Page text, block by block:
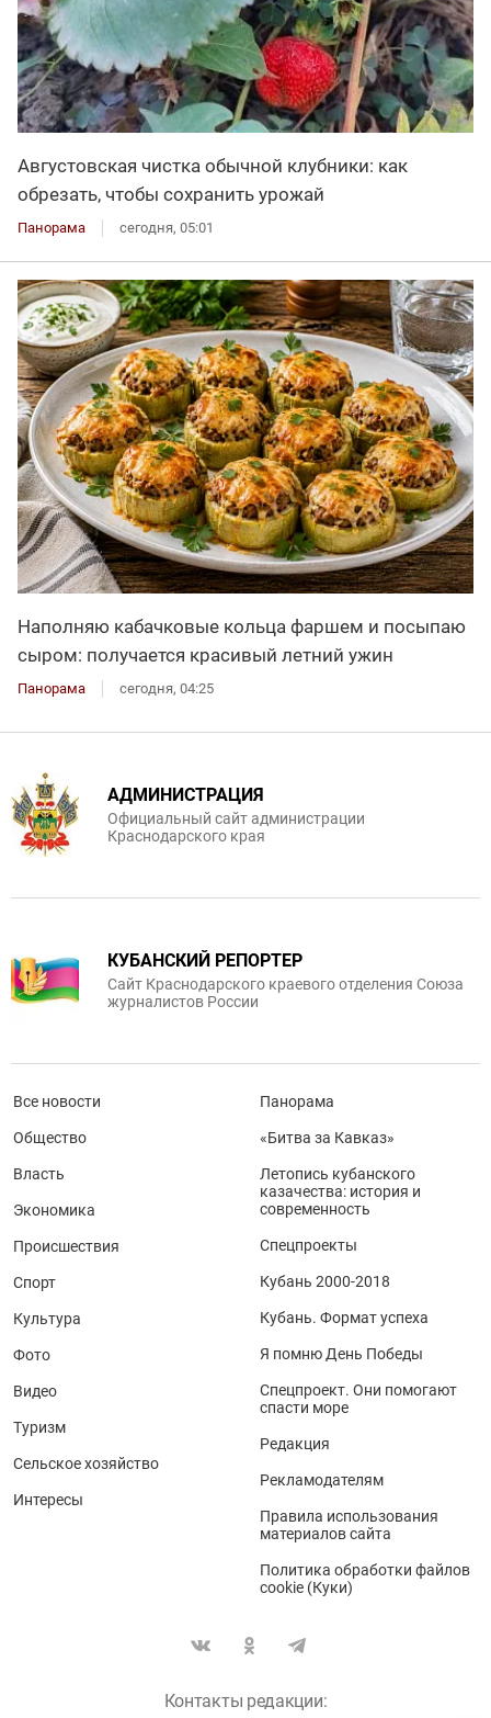
Августовская чистка обычной клубники: как
обрезать, чтобы сохранить урожай
Панорама сегодня, 05:01
Наполняю кабачковые кольца фаршем и посыпаю
сыром: получается красивый летний ужин
Панорама сегодня, 04:25
АДМИНИСТРАЦИЯ
Официальный сайт администрации
Краснодарского края
КУБАНСКИЙ РЕПОРТЕР
Сайт Краснодарского краевого отделения Союза
журналистов России
Все новости
Общество
Власть
Экономика
Происшествия
Спорт
Культура
Фото
Видео
Туризм
Сельское хозяйство
Интересы
Панорама
«Битва за Кавказ»
Летопись кубанского
казачества: история и
современность
Спецпроекты
Кубань 2000-2018
Кубань. Формат успеха
Я помню День Победы
Спецпроект. Они помогают
спасти море
Редакция
Рекламодателям
Правила использования
материалов сайта
Политика обработки файлов
cookie (Куки)
Контакты редакции: